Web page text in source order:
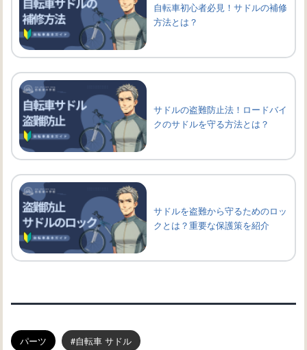
自転車初心者必見！サドルの補修
方法とは？
サドルの盗難防止法！ロードバイ
クのサドルを守る方法とは？
サドルを盗難から守るためのロッ
クとは？重要な保護策を紹介
パーツ 自転車 サドル